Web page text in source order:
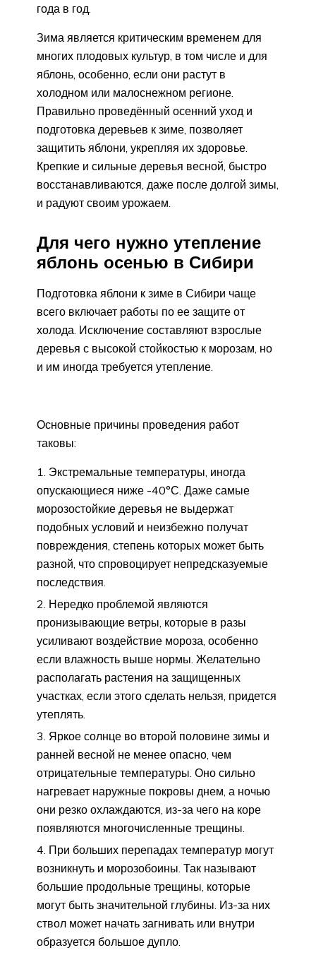
года в год.
Зима является критическим временем для
многих плодовых культур, в том числе и для
яблонь, особенно, если они растут в
холодном или малоснежном регионе.
Правильно проведённый осенний уход и
подготовка деревьев к зиме, позволяет
защитить яблони, укрепляя их здоровье.
Крепкие и сильные деревья весной, быстро
восстанавливаются, даже после долгой зимы,
и радуют своим урожаем.
Для чего нужно утепление
яблонь осенью в Сибири
Подготовка яблони к зиме в Сибири чаще
всего включает работы по ее защите от
холода. Исключение составляют взрослые
деревья с высокой стойкостью к морозам, но
и им иногда требуется утепление.
Основные причины проведения работ
таковы:
Экстремальные температуры, иногда
опускающиеся ниже -40°С. Даже самые
морозостойкие деревья не выдержат
подобных условий и неизбежно получат
повреждения, степень которых может быть
разной, что спровоцирует непредсказуемые
последствия.
Нередко проблемой являются
пронизывающие ветры, которые в разы
усиливают воздействие мороза, особенно
если влажность выше нормы. Желательно
располагать растения на защищенных
участках, если этого сделать нельзя, придется
утеплять.
Яркое солнце во второй половине зимы и
ранней весной не менее опасно, чем
отрицательные температуры. Оно сильно
нагревает наружные покровы днем, а ночью
они резко охлаждаются, из-за чего на коре
появляются многочисленные трещины.
При больших перепадах температур могут
возникнуть и морозобоины. Так называют
большие продольные трещины, которые
могут быть значительной глубины. Из-за них
ствол может начать загнивать или внутри
образуется большое дупло.